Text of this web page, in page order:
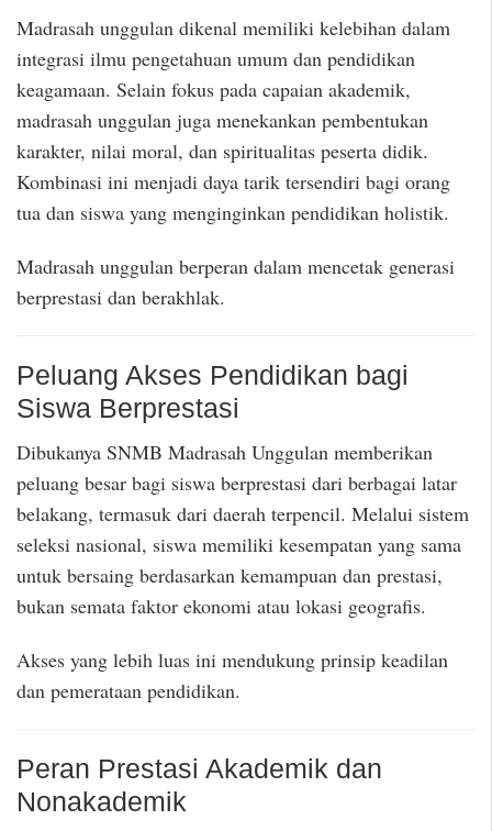
Madrasah unggulan dikenal memiliki kelebihan dalam
integrasi ilmu pengetahuan umum dan pendidikan
keagamaan. Selain fokus pada capaian akademik,
madrasah unggulan juga menekankan pembentukan
karakter, nilai moral, dan spiritualitas peserta didik.
Kombinasi ini menjadi daya tarik tersendiri bagi orang
tua dan siswa yang menginginkan pendidikan holistik.
Madrasah unggulan berperan dalam mencetak generasi
berprestasi dan berakhlak.
Peluang Akses Pendidikan bagi
Siswa Berprestasi
Dibukanya SNMB Madrasah Unggulan memberikan
peluang besar bagi siswa berprestasi dari berbagai latar
belakang, termasuk dari daerah terpencil. Melalui sistem
seleksi nasional, siswa memiliki kesempatan yang sama
untuk bersaing berdasarkan kemampuan dan prestasi,
bukan semata faktor ekonomi atau lokasi geografis.
Akses yang lebih luas ini mendukung prinsip keadilan
dan pemerataan pendidikan.
Peran Prestasi Akademik dan
Nonakademik